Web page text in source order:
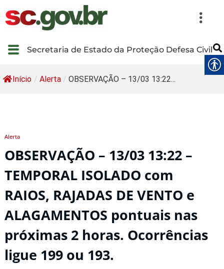
Secretaria de Estado da Proteção Defesa Civil
Início / Alerta / OBSERVAÇÃO – 13/03 13:22...
Alerta
OBSERVAÇÃO – 13/03 13:22 –
TEMPORAL ISOLADO com
RAIOS, RAJADAS DE VENTO e
ALAGAMENTOS pontuais nas
próximas 2 horas. Ocorrências
ligue 199 ou 193.